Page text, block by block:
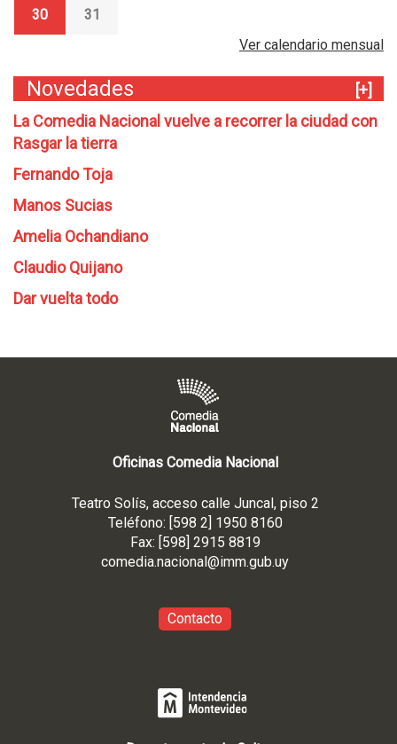
30
31
Ver calendario mensual
Novedades
[+]
La Comedia Nacional vuelve a recorrer la ciudad con
Rasgar la tierra
Fernando Toja
Manos Sucias
Amelia Ochandiano
Claudio Quijano
Dar vuelta todo
Oficinas Comedia Nacional
Teatro Solís, acceso calle Juncal, piso 2
Teléfono: [598 2] 1950 8160
Fax: [598] 2915 8819
comedia.nacional@imm.gub.uy
Contacto